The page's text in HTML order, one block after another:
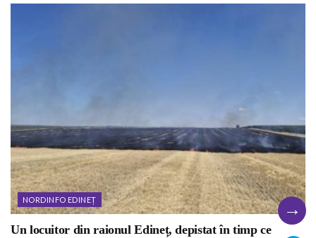
NORDINFO EDINEȚ
Un locuitor din raionul Edineț, depistat în timp ce
→